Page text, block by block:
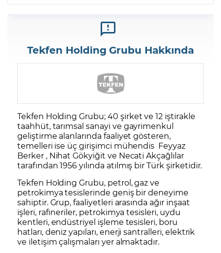
Tekfen Holding Grubu Hakkında
Tekfen Holding Grubu; 40 şirket ve 12 iştirakle
taahhüt, tarımsal sanayi ve gayrimenkul
geliştirme alanlarında faaliyet gösteren,
temelleri ise üç girişimci mühendis Feyyaz
Berker , Nihat Gökyiğit ve Necati Akçağlılar
tarafından 1956 yılında atılmış bir Türk şirketidir.
Tekfen Holding Grubu, petrol, gaz ve
petrokimya tesislerinde geniş bir deneyime
sahiptir. Grup, faaliyetleri arasında ağır inşaat
işleri, rafineriler, petrokimya tesisleri, uydu
kentleri, endüstriyel işleme tesisleri, boru
hatları, deniz yapıları, enerji santralleri, elektrik
ve iletişim çalışmaları yer almaktadır.